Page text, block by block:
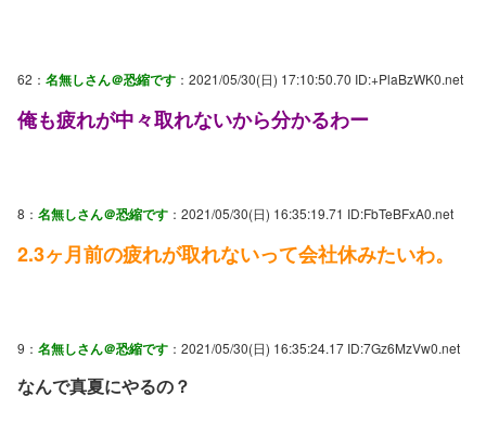
62： 名無しさん＠恐縮です ：2021/05/30(日) 17:10:50.70 ID:+PlaBzWK0.net
俺も疲れが中々取れないから分かるわー
8： 名無しさん＠恐縮です ：2021/05/30(日) 16:35:19.71 ID:FbTeBFxA0.net
2.3ヶ月前の疲れが取れないって会社休みたいわ。
9： 名無しさん＠恐縮です ：2021/05/30(日) 16:35:24.17 ID:7Gz6MzVw0.net
なんで真夏にやるの？